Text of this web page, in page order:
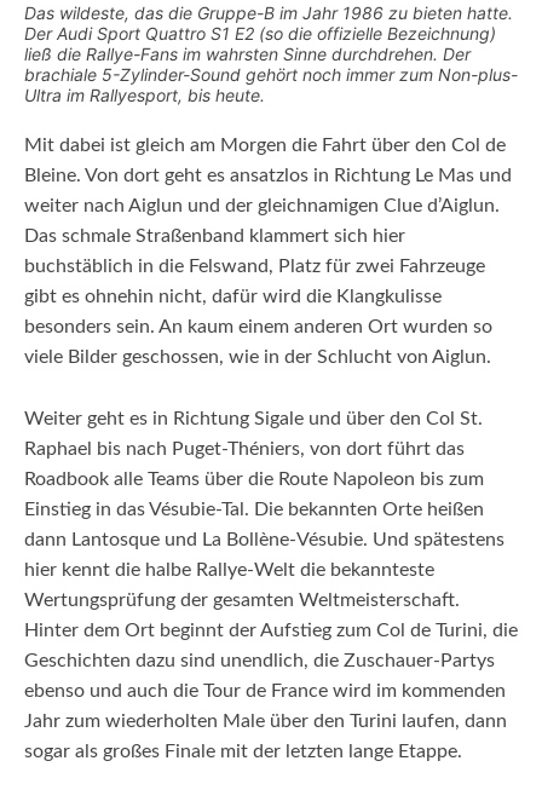
Das wildeste, das die Gruppe-B im Jahr 1986 zu bieten hatte.
Der Audi Sport Quattro S1 E2 (so die offizielle Bezeichnung)
ließ die Rallye-Fans im wahrsten Sinne durchdrehen. Der
brachiale 5-Zylinder-Sound gehört noch immer zum Non-plus-
Ultra im Rallyesport, bis heute.
Mit dabei ist gleich am Morgen die Fahrt über den Col de
Bleine. Von dort geht es ansatzlos in Richtung Le Mas und
weiter nach Aiglun und der gleichnamigen Clue d’Aiglun.
Das schmale Straßenband klammert sich hier
buchstäblich in die Felswand, Platz für zwei Fahrzeuge
gibt es ohnehin nicht, dafür wird die Klangkulisse
besonders sein. An kaum einem anderen Ort wurden so
viele Bilder geschossen, wie in der Schlucht von Aiglun.
Weiter geht es in Richtung Sigale und über den Col St.
Raphael bis nach Puget-Théniers, von dort führt das
Roadbook alle Teams über die Route Napoleon bis zum
Einstieg in das Vésubie-Tal. Die bekannten Orte heißen
dann Lantosque und La Bollène-Vésubie. Und spätestens
hier kennt die halbe Rallye-Welt die bekannteste
Wertungsprüfung der gesamten Weltmeisterschaft.
Hinter dem Ort beginnt der Aufstieg zum Col de Turini, die
Geschichten dazu sind unendlich, die Zuschauer-Partys
ebenso und auch die Tour de France wird im kommenden
Jahr zum wiederholten Male über den Turini laufen, dann
sogar als großes Finale mit der letzten lange Etappe.